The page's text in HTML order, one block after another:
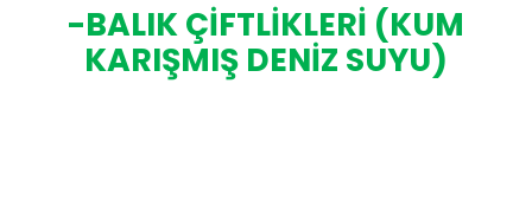
-BALIK ÇİFTLİKLERİ (KUM
KARIŞMIŞ DENİZ SUYU)